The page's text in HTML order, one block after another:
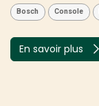
Bosch Console
En savoir plus